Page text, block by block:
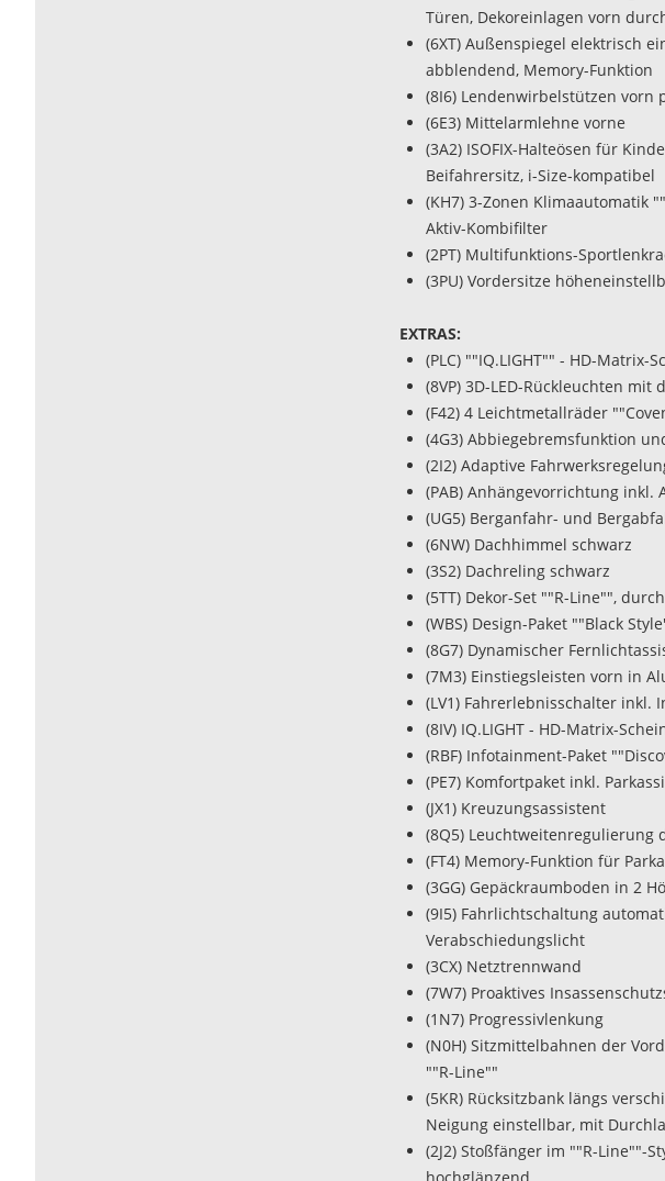
Türen, Dekoreinlagen vorn
(6XT) Außenspiegel elektrisch
abblendend, Memory-Funktion
(8I6) Lendenwirbelstützen vorn
(6E3) Mittelarmlehne vorne
(3A2) ISOFIX-Halteösen für
Beifahrersitz, i-Size-kompatibel
(KH7) 3-Zonen Klimaautomatik
Aktiv-Kombifilter
(2PT) Multifunktions-
(3PU) Vordersitze
EXTRAS:
(PLC) ""IQ.LIGHT"" - HD-Matrix-
(8VP) 3D-LED-Rückleuchten
(F42) 4 Leichtmetallräder
(4G3) Abbiegebremsfunktion
(2I2) Adaptive
(PAB) Anhängevorrichtung
(UG5) Berganfahr- und
(6NW) Dachhimmel schwarz
(3S2) Dachreling schwarz
(5TT) Dekor-Set ""R-Line"",
(WBS) Design-Paket ""Black
(8G7) Dynamischer
(7M3) Einstiegsleisten vorn in
(LV1) Fahrerlebnisschalter
(8IV) IQ.LIGHT - HD-Matrix-
(RBF) Infotainment-Paket
(PE7) Komfortpaket inkl.
(JX1) Kreuzungsassistent
(8Q5) Leuchtweitenregulierung
(FT4) Memory-Funktion für
(3GG) Gepäckraumboden in 2
(9I5) Fahrlichtschaltung
Verabschiedungslicht
(3CX) Netztrennwand
(7W7) Proaktives
(1N7) Progressivlenkung
(N0H) Sitzmittelbahnen der
""R-Line""
(5KR) Rücksitzbank längs
Neigung einstellbar, mit
(2J2) Stoßfänger im ""R-Line""-